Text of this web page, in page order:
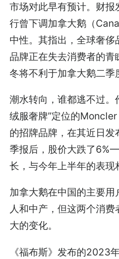
市场对此早有预计。财报
行曾下调加拿大鹅（
中性。其指出，全球奢
品牌正在失去消费者的
冬将不利于加拿大鹅二季
潮水转向，谁都逃不过。
绒服奢牌”定位的
的招牌品牌，在其近日
季报后，股价大跌了
长，与今年上半年的表现
加拿大鹅在中国的主要
人和中产，但这两个消
大的变化。
《福布斯》发布的2023